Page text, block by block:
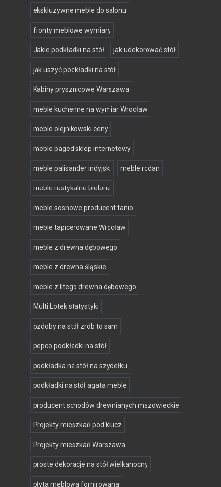
ekskluzywne meble do salonu
fronty meblowe wymiary
Jakie podkładki na stół jak udekorować stół
jak uszyć podkładki na stół
Kabiny prysznicowe Warszawa
meble kuchenne na wymiar Wrocław
meble olejnikowski ceny
meble paged sklep internetowy
meble palisander indyjski meble rodan
meble rustykalne bielone
meble sosnowe producent tanio
meble tapicerowane Wrocław
meble z drewna dębowego
meble z drewna śląskie
meble z litego drewna dębowego
Multi Lotek statystyki
ozdoby na stół zrób to sam
pepco podkładki na stół
podkładka na stół na szydełku
podkładki na stół agata meble
producent schodów drewnianych mazowieckie
Projekty mieszkań pod klucz
Projekty mieszkań Warszawa
proste dekoracje na stół wielkanocny
płyta meblowa fornirowana